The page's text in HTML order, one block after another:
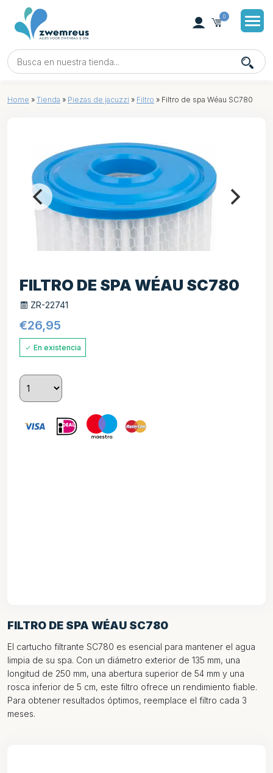
0
Home » Tienda » Piezas de jacuzzi » Filtro » Filtro de spa Wéau SC780
FILTRO DE SPA WÉAU SC780
El cartucho filtrante SC780 es esencial para mantener el agua
limpia de su spa. Con un diámetro exterior de 135 mm, una
longitud de 250 mm, una abertura superior de 54 mm y una
rosca inferior de 5 cm, este filtro ofrece un rendimiento fiable.
Para obtener resultados óptimos, reemplace el filtro cada 3
meses.
FILTRO DE SPA WÉAU SC780
ZR-22741
€26,95
En existencia